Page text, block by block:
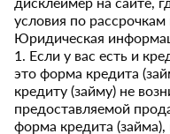
условия по
Юридическая
1. Если у вас есть и
это форма кредита
кредиту (займу) не
предоставляемой
форма кредита (займа),